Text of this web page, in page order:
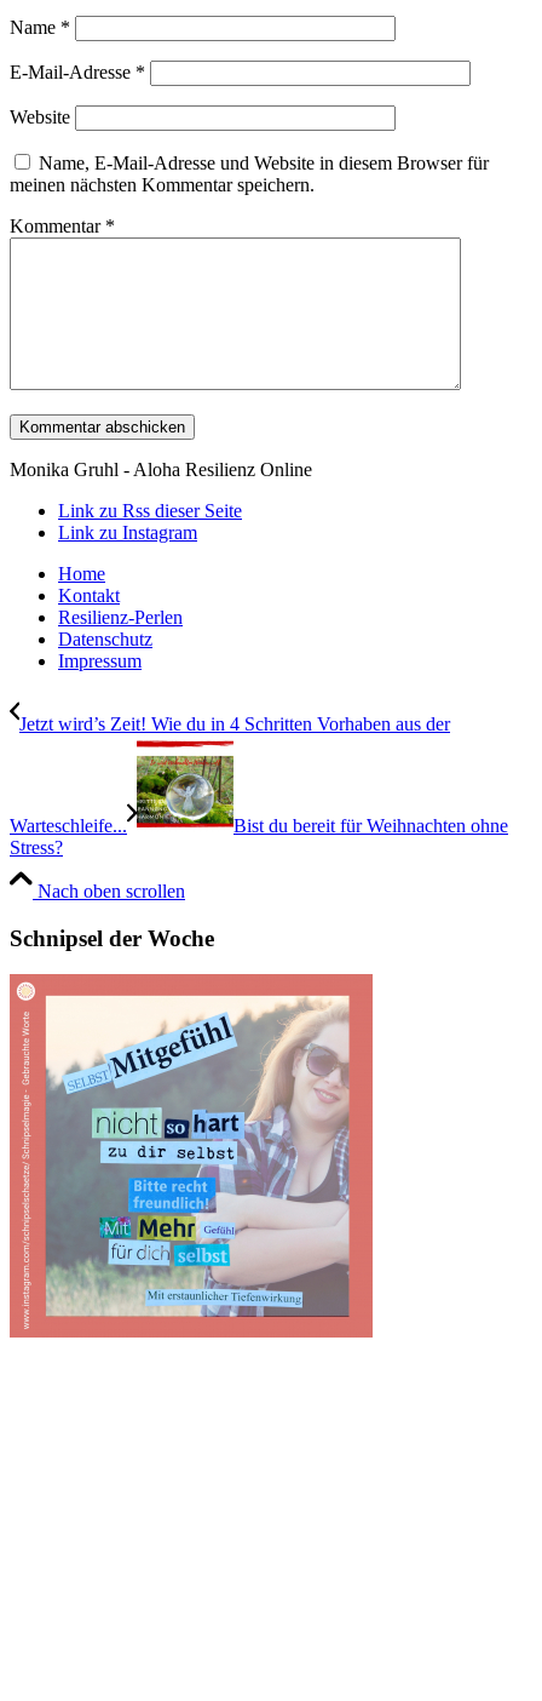
Name *
E-Mail-Adresse *
Website
Name, E-Mail-Adresse und Website in diesem Browser für
meinen nächsten Kommentar speichern.
Kommentar *
Monika Gruhl - Aloha Resilienz Online
Link zu Rss dieser Seite
Link zu Instagram
Home
Kontakt
Resilienz-Perlen
Datenschutz
Impressum
Jetzt wird’s Zeit! Wie du in 4 Schritten Vorhaben aus der
Warteschleife...
Bist du bereit für Weihnachten ohne
Stress?
Nach oben scrollen
Schnipsel der Woche